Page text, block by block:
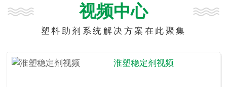
视频中心
塑料助剂系统解决方案在此聚集
淮塑稳定剂视频